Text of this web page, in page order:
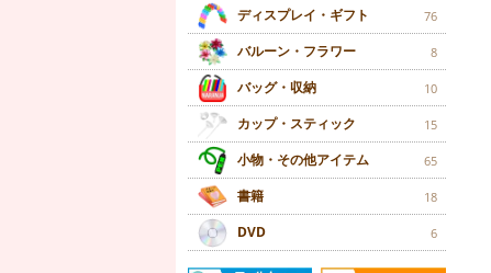
ディスプレイ・ギフト 76
バルーン・フラワー 8
バッグ・収納 10
カップ・スティック 15
小物・その他アイテム 65
書籍 18
DVD 6